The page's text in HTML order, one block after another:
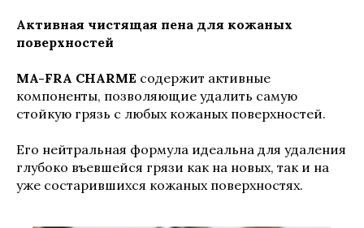
Активная чистящая пена для кожаных
поверхностей
MA-FRA CHARME содержит активные
компоненты, позволяющие удалить самую
стойкую грязь с любых кожаных поверхностей.
Его нейтральная формула идеальна для удаления
глубоко въевшейся грязи как на новых, так и на
уже состарившихся кожаных поверхностях.